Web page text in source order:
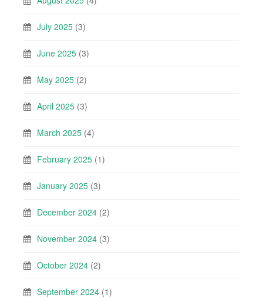
July 2025 (3)
June 2025 (3)
May 2025 (2)
April 2025 (3)
March 2025 (4)
February 2025 (1)
January 2025 (3)
December 2024 (2)
November 2024 (3)
October 2024 (2)
September 2024 (1)